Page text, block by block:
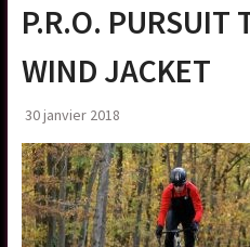
P.R.O. PURSUIT
WIND JACKET
30 janvier 2018